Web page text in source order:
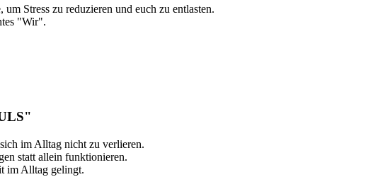
Stress zu reduzieren und euch zu entlasten.
"Wir".
im Alltag nicht zu verlieren.
statt allein funktionieren.
im Alltag gelingt.